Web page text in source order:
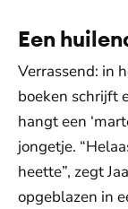
Een
Verrassend: in
boeken schrijft
hangt een
jongetje.
heette”, zegt
opgeblazen in